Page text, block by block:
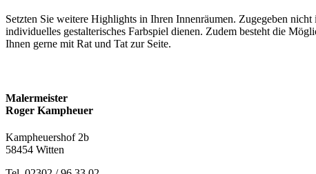
Setzten Sie weitere Highlights in Ihren Innenräumen. Zugegeben
individuelles gestalterisches Farbspiel dienen. Zudem besteht die
Ihnen gerne mit Rat und Tat zur Seite.
Malermeister
Roger Kampheuer
Kampheuershof 2b
58454 Witten